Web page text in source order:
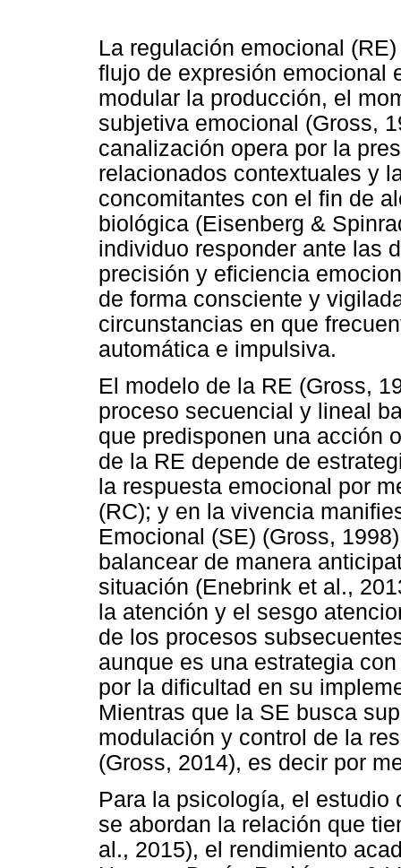
La regulación emocional
flujo de expresión emocional
modular la producción, el
subjetiva emocional (Gross,
canalización opera por la
relacionados contextuales y
concomitantes con el fin de
biológica (Eisenberg &
individuo responder ante las
precisión y eficiencia
de forma consciente y
circunstancias en que
automática e impulsiva.
El modelo de la RE (Gross,
proceso secuencial y lineal
que predisponen una acción
de la RE depende de
la respuesta emocional por
(RC); y en la vivencia
Emocional (SE) (Gross,
balancear de manera
situación (Enebrink et al.,
la atención y el sesgo
de los procesos
aunque es una estrategia
por la dificultad en su
Mientras que la SE busca
modulación y control de la
(Gross, 2014), es decir por
Para la psicología, el estudio
se abordan la relación que
al., 2015), el rendimiento